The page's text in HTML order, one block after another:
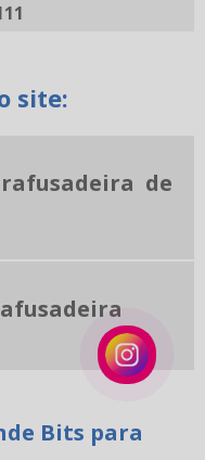
site:
de
Bits para